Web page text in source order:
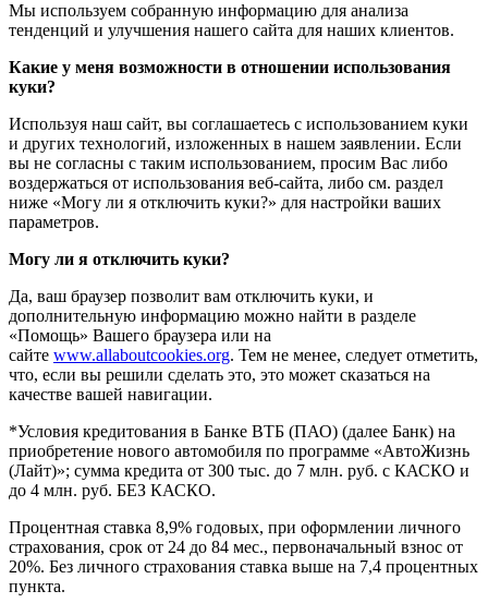
Мы используем собранную информацию для анализа
тенденций и улучшения нашего сайта для наших клиентов.
Какие у меня возможности в отношении использования
куки?
Используя наш сайт, вы соглашаетесь с использованием куки
и других технологий, изложенных в нашем заявлении. Если
вы не согласны с таким использованием, просим Вас либо
воздержаться от использования веб-сайта, либо см. раздел
ниже «Могу ли я отключить куки?» для настройки ваших
параметров.
Могу ли я отключить куки?
Да, ваш браузер позволит вам отключить куки, и
дополнительную информацию можно найти в разделе
«Помощь» Вашего браузера или на
сайте www.allaboutcookies.org. Тем не менее, следует отметить,
что, если вы решили сделать это, это может сказаться на
качестве вашей навигации.
*Условия кредитования в Банке ВТБ (ПАО) (далее Банк) на
приобретение нового автомобиля по программе «АвтоЖизнь
(Лайт)»; сумма кредита от 300 тыс. до 7 млн. руб. с КАСКО и
до 4 млн. руб. БЕЗ КАСКО.
Процентная ставка 8,9% годовых, при оформлении личного
страхования, срок от 24 до 84 мес., первоначальный взнос от
20%. Без личного страхования ставка выше на 7,4 процентных
пункта.